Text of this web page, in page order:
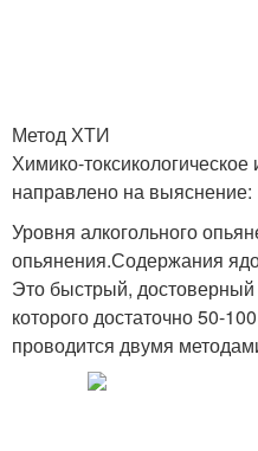
Метод ХТИ
Химико-
направлено на выяснение:
Уровня алкогольного
опьянения.Содержания
Это быстрый,
которого достаточно 50-
проводится двумя